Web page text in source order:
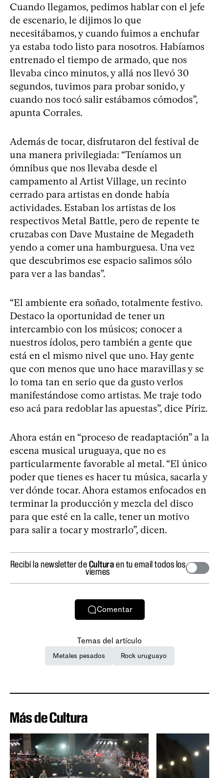
Cuando llegamos, pedimos hablar con el jefe
de escenario, le dijimos lo que
necesitábamos, y cuando fuimos a enchufar
ya estaba todo listo para nosotros. Habíamos
entrenado el tiempo de armado, que nos
llevaba cinco minutos, y allá nos llevó 30
segundos, tuvimos para probar sonido, y
cuando nos tocó salir estábamos cómodos”,
apunta Corrales.
Además de tocar, disfrutaron del festival de
una manera privilegiada: “Teníamos un
ómnibus que nos llevaba desde el
campamento al Artist Village, un recinto
cerrado para artistas en donde había
actividades. Estaban los artistas de los
respectivos Metal Battle, pero de repente te
cruzabas con Dave Mustaine de Megadeth
yendo a comer una hamburguesa. Una vez
que descubrimos ese espacio salimos sólo
para ver a las bandas”.
“El ambiente era soñado, totalmente festivo.
Destaco la oportunidad de tener un
intercambio con los músicos; conocer a
nuestros ídolos, pero también a gente que
está en el mismo nivel que uno. Hay gente
que con menos que uno hace maravillas y se
lo toma tan en serio que da gusto verlos
manifestándose como artistas. Me traje todo
eso acá para redoblar las apuestas”, dice Píriz.
Ahora están en “proceso de readaptación” a la
escena musical uruguaya, que no es
particularmente favorable al metal. “El único
poder que tienes es hacer tu música, sacarla y
ver dónde tocar. Ahora estamos enfocados en
terminar la producción y mezcla del disco
para que esté en la calle, tener un motivo
para salir a tocar y mostrarlo”, dicen.
Recibí la newsletter deCulturaen tu email todos los
viernes
Comentar
Temas del artículo
Metales pesados Rock uruguayo
Más de Cultura